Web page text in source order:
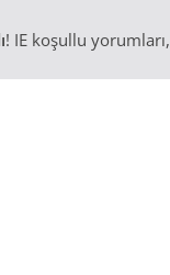
! IE koşullu